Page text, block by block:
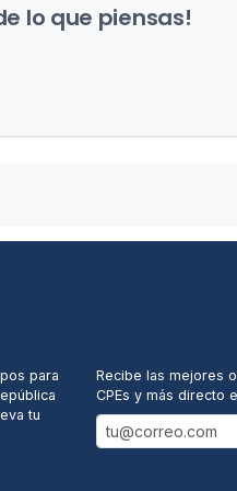
lo que piensas!
para
tu
Recibe las mejores
CPEs y más directo